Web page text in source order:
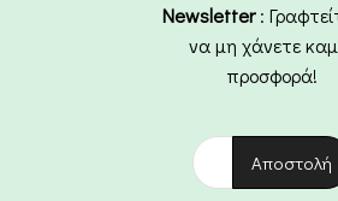
Newsletter:
να μη χάνετε
προσφορά!